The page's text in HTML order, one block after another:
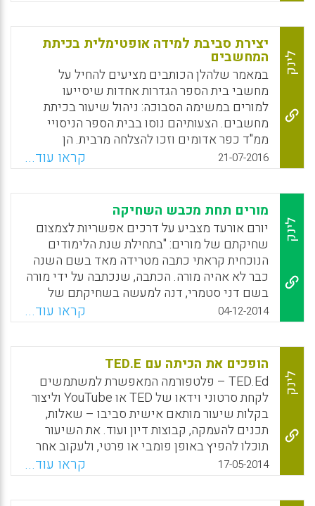
WhatsApp
Facebook
Email
X
הצלחה, ללמוד באופן עצמאי ולהיות יזם, יצירתי
וחדשן בחברת הידע" (לימור ליבוביץ).
WhatsApp
Facebook
Email
X לינק
יצירת סביבת למידה אופטימלית בכיתת
המחשבים
במאמר שלהלן הכותבים מציעים להחיל על
מחשבי בית הספר הגדרות אחדות שיסייעו
למורים במשימה הסבוכה: ניהול שיעור בכיתת
מחשבים. הצעותיהם נוסו בבית הספר הניסויי
ממ"ד כפר אדומים וזכו להצלחה מרבית. הן
מבטיחות למורים את השקט הדרוש לניהול למידה
בכיתת מחשבים ועוזרות להם להתפנות לעיקר:
לעסוק בתוכן ובתהליכי הלמידה ולא לכלות את
זמנם על תפעול טכני וענייני משמעת (יוחאי
עופרן ופינחס ברויער).
WhatsApp
Facebook
Email
X
21-07-2016 קראו עוד...
לינק
מורים תחת מכבש השחיקה
יורם אורעד מצביע על דרכים אפשריות לצמצום
שחיקתם של מורים: "בתחילת שנת הלימודים
הנוכחית קראתי כתבה מטרידה מאד בשם השנה
כבר לא אהיה מורה. הכתבה, שנכתבה על ידי מורה
בשם דני סטמרי, דנה למעשה בשחיקתם של
מורים. היא מתארת את בעיותיו של מורה במערכת
החינוך ומספרת על החלטתו לנטוש את החינוך
לאחר ארבע שנים ועל סיבותיה. להלן חלק מן
הדברים והתייחסותי אליהם".
WhatsApp
Facebook
Email
X
04-12-2014 קראו עוד...
לינק
הופכים את הכיתה עם TED.E
TED.Ed – פלטפורמה המאפשרת למשתמשים
לקחת סרטוני וידאו של TED או YouTube וליצור
בקלות שיעור מותאם אישית סביבו – שאלות,
תכנים להעמקה, קבוצות דיון ועוד. את השיעור
תוכלו להפיץ באופן פומבי או פרטי, ולעקוב אחר
השימוש שנעשה בו. כל משתמש יכול להנות גם
מספריית תכנים שהועלו על ידי צוות האתר או
משתמשים אחרים ( אפרת מעטוף) .
17-05-2014 קראו עוד...